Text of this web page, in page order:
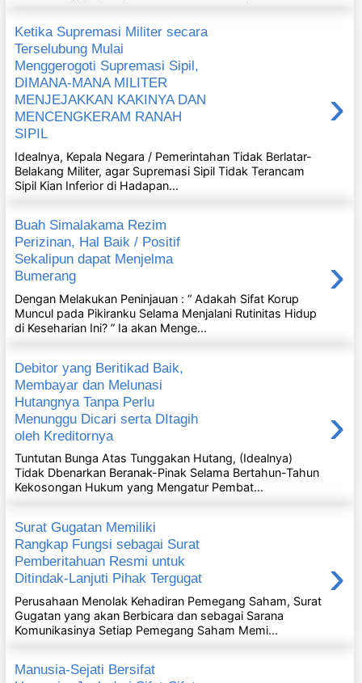
Ketika Supremasi Militer secara
Terselubung Mulai
Menggerogoti Supremasi Sipil,
DIMANA-MANA MILITER
MENJEJAKKAN KAKINYA DAN
MENCENGKERAM RANAH
SIPIL
›
Idealnya, Kepala Negara / Pemerintahan Tidak Berlatar-
Belakang Militer, agar Supremasi Sipil Tidak Terancam
Sipil Kian Inferior di Hadapan...
Buah Simalakama Rezim
Perizinan, Hal Baik / Positif
Sekalipun dapat Menjelma
Bumerang
›
Dengan Melakukan Peninjauan : “ Adakah Sifat Korup
Muncul pada Pikiranku Selama Menjalani Rutinitas Hidup
di Keseharian Ini? ” Ia akan Menge...
Debitor yang Beritikad Baik,
Membayar dan Melunasi
Hutangnya Tanpa Perlu
Menunggu Dicari serta DItagih
oleh Kreditornya
›
Tuntutan Bunga Atas Tunggakan Hutang, (Idealnya)
Tidak Dbenarkan Beranak-Pinak Selama Bertahun-Tahun
Kekosongan Hukum yang Mengatur Pembat...
Surat Gugatan Memiliki
Rangkap Fungsi sebagai Surat
Pemberitahuan Resmi untuk
Ditindak-Lanjuti Pihak Tergugat
›
Perusahaan Menolak Kehadiran Pemegang Saham, Surat
Gugatan yang akan Berbicara dan sebagai Sarana
Komunikasinya Setiap Pemegang Saham Memi...
Manusia-Sejati Bersifat